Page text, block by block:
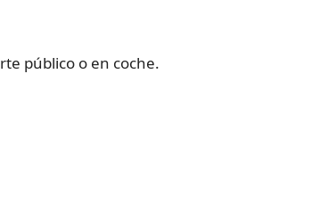
público o en coche.